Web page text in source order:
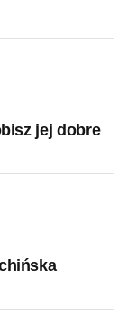
jej dobre